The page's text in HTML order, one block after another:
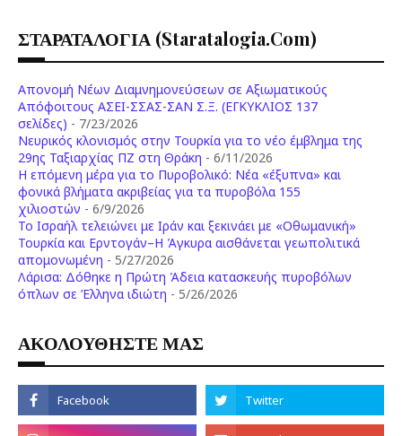
ΣΤΑΡΑΤΑΛΟΓΙΑ (staratalogia.com)
Απονομή Νέων Διαμνημονεύσεων σε Αξιωματικούς
Απόφοιτους ΑΣΕΙ-ΣΣΑΣ-ΣΑΝ Σ.Ξ. (ΕΓΚΥΚΛΙΟΣ 137
σελίδες) - 7/23/2026
Νευρικός κλονισμός στην Τουρκία για το νέο έμβλημα της
29ης Ταξιαρχίας ΠΖ στη Θράκη - 6/11/2026
Η επόμενη μέρα για το Πυροβολικό: Νέα «έξυπνα» και
φονικά βλήματα ακριβείας για τα πυροβόλα 155
χιλιοστών - 6/9/2026
Το Ισραήλ τελειώνει με Ιράν και ξεκινάει με «Οθωμανική»
Τουρκία και Ερντογάν–Η Άγκυρα αισθάνεται γεωπολιτικά
απομονωμένη - 5/27/2026
Λάρισα: Δόθηκε η Πρώτη Άδεια κατασκευής πυροβόλων
όπλων σε Έλληνα ιδιώτη - 5/26/2026
ΑΚΟΛΟΥΘΗΣΤΕ ΜΑΣ